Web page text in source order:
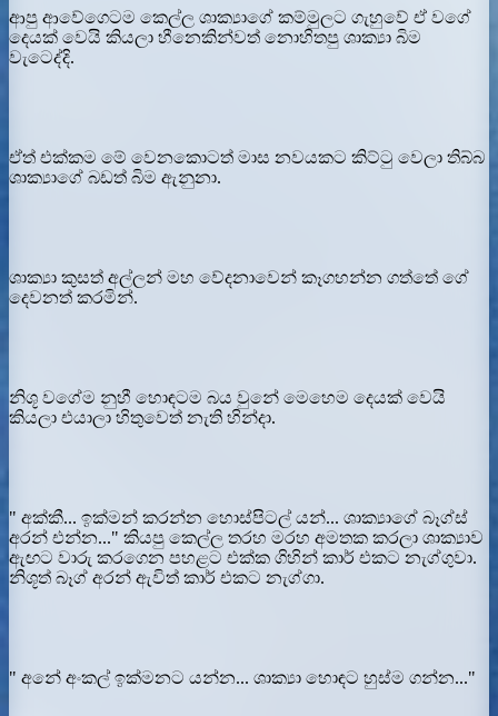
ආපු ආවේගෙටම කෙල්ල ශාක්‍යාගේ කම්මුලට ගැහුවේ ඒ වගේ
දෙයක් වෙයි කියලා හීනෙකින්වත් නොහිතපු ශාක්‍යා බිම
වැටෙද්දි.
ඒත් එක්කම මේ වෙනකොටත් මාස නවයකට කිට්ටු වෙලා තිබ්බ
ශාක්‍යාගේ බඩත් බිම ඇනුනා.
ශාක්‍යා කුසත් අල්ලන් මහ වේදනාවෙන් කෑගහන්න ගත්තේ ගේ
දෙවනත් කරමින්.
නිශූ වගේම නුහී හොඳටම බය වුනේ මෙහෙම දෙයක් වෙයි
කියලා එයාලා හිතුවෙත් නැති හින්දා.
" අක්කී... ඉක්මන් කරන්න හොස්පිටල් යන්... ශාක්‍යාගේ බෑග්ස්
අරන් එන්න..." කියපු කෙල්ල තරහ මරහ අමතක කරලා ශාක්‍යාව
ඇඟට වාරු කරගෙන පහළට එක්ක ගිහින් කාර් එකට නැග්ගුවා.
නිශූත් බෑග් අරන් ඇවිත් කාර් එකට නැග්ගා.
" අනේ අංකල් ඉක්මනට යන්න... ශාක්‍යා හොඳට හුස්ම ගන්න..."